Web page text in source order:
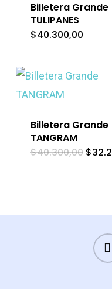
Billetera Grande
TULIPANES
$40.300,00
Billetera Grande
TANGRAM
$40.300,00 El
$